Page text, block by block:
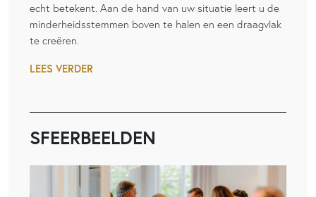
echt betekent. Aan de hand van uw situatie leert u de
minderheidsstemmen boven te halen en een draagvlak
te creëren.
LEES VERDER
SFEERBEELDEN